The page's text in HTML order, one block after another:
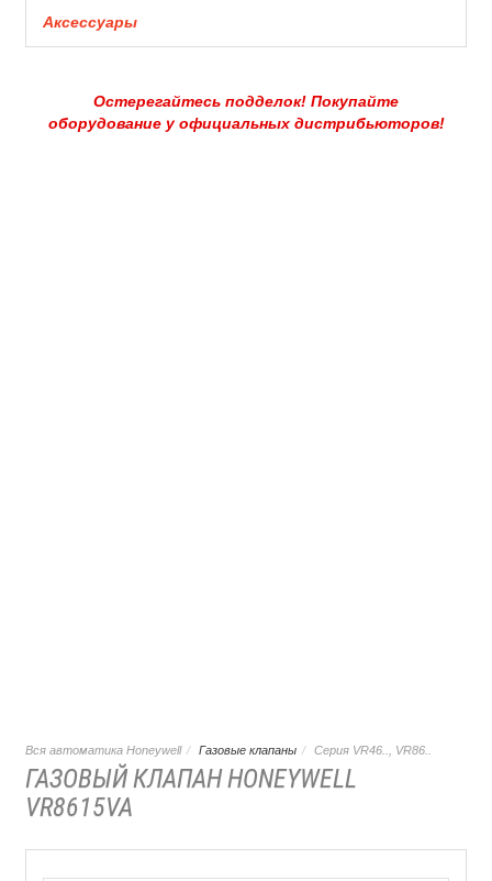
Аксессуары
Остерегайтесь подделок! Покупайте
оборудование у официальных дистрибьюторов!
Вся автоматика Honeywell Газовые клапаны Серия VR46.., VR86..
ГАЗОВЫЙ КЛАПАН HONEYWELL
VR8615VA